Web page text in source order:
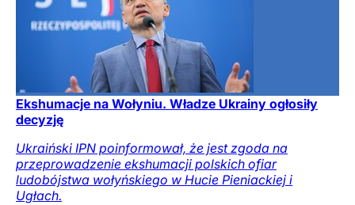
Ekshumacje na Wołyniu. Władze Ukrainy ogłosiły
decyzję
Ukraiński IPN poinformował, że jest zgoda na
przeprowadzenie ekshumacji polskich ofiar
ludobójstwa wołyńskiego w Hucie Pieniackiej i
Ugłach.